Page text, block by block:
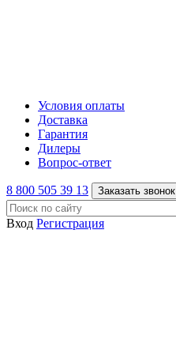
Условия оплаты
Доставка
Гарантия
Дилеры
Вопрос-ответ
8 800 505 39 13 Заказать звонок
Вход Регистрация